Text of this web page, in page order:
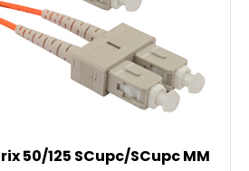
50/125 SCupc/SCupc MM